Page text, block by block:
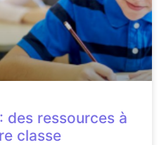
des ressources à
classe